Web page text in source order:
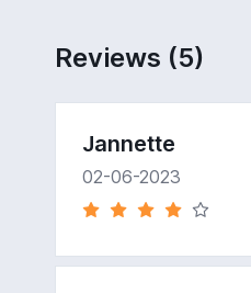
Reviews (5)
Jannette
02-06-2023